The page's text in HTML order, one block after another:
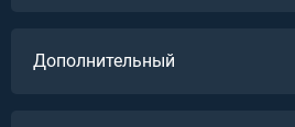
Дополнительный